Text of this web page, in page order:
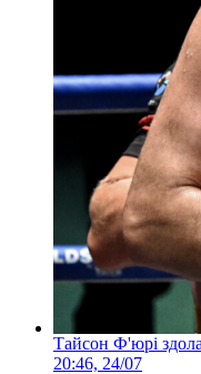
Тайсон Ф'юрі
20:46, 24/07